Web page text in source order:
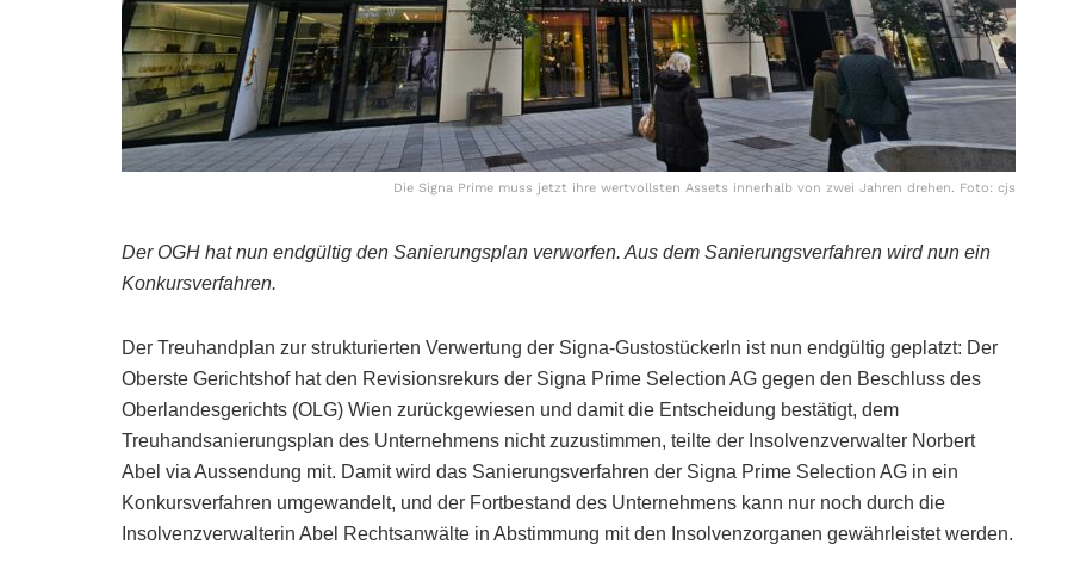
Die Signa Prime muss jetzt ihre wertvollsten Assets innerhalb von zwei Jahren drehen. Foto: cjs
Der OGH hat nun endgültig den Sanierungsplan verworfen. Aus dem Sanierungsverfahren wird nun ein
Konkursverfahren.
Der Treuhandplan zur strukturierten Verwertung der Signa-Gustostückerln ist nun endgültig geplatzt: Der
Oberste Gerichtshof hat den Revisionsrekurs der Signa Prime Selection AG gegen den Beschluss des
Oberlandesgerichts (OLG) Wien zurückgewiesen und damit die Entscheidung bestätigt, dem
Treuhandsanierungsplan des Unternehmens nicht zuzustimmen, teilte der Insolvenzverwalter Norbert
Abel via Aussendung mit. Damit wird das Sanierungsverfahren der Signa Prime Selection AG in ein
Konkursverfahren umgewandelt, und der Fortbestand des Unternehmens kann nur noch durch die
Insolvenzverwalterin Abel Rechtsanwälte in Abstimmung mit den Insolvenzorganen gewährleistet werden.